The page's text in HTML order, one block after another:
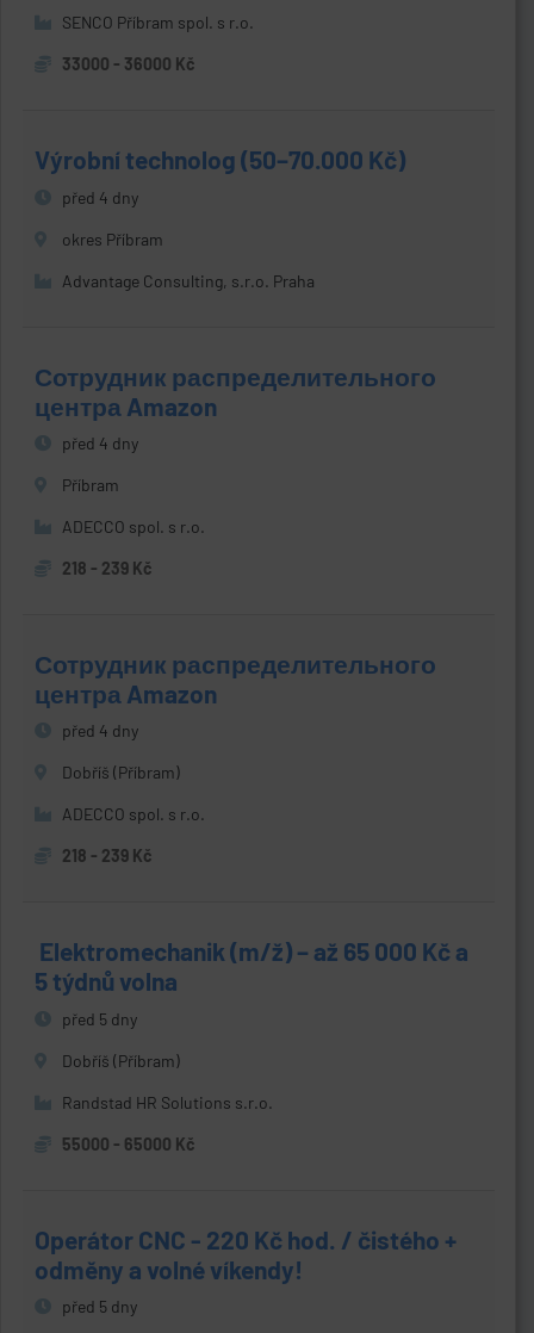
SENCO Příbram spol. s r.o.
33000 - 36000 Kč
Výrobní technolog (50–70.000 Kč)
před 4 dny
okres Příbram
Advantage Consulting, s.r.o. Praha
Сотрудник распределительного
центра Amazon
před 4 dny
Příbram
ADECCO spol. s r.o.
218 - 239 Kč
Сотрудник распределительного
центра Amazon
před 4 dny
Dobříš (Příbram)
ADECCO spol. s r.o.
218 - 239 Kč
️ Elektromechanik (m/ž) – až 65 000 Kč a
5 týdnů volna
před 5 dny
Dobříš (Příbram)
Randstad HR Solutions s.r.o.
55000 - 65000 Kč
Operátor CNC - 220 Kč hod. / čistého +
odměny a volné víkendy!
před 5 dny